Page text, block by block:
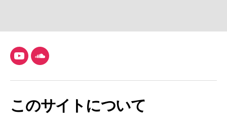
YouTubeSoundCloud
このサイトについて